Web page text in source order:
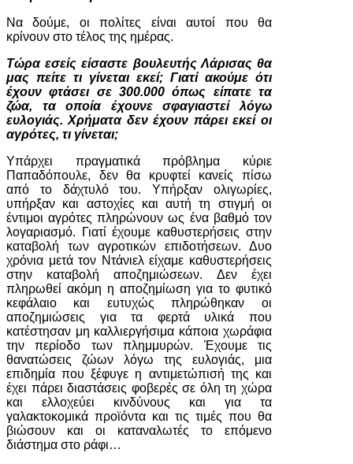
Να δούμε, οι πολίτες είναι αυτοί που θα
κρίνουν στο τέλος της ημέρας.
Τώρα εσείς είσαστε βουλευτής Λάρισας θα
μας πείτε τι γίνεται εκεί; Γιατί ακούμε ότι
έχουν φτάσει σε 300.000 όπως είπατε τα
ζώα, τα οποία έχουνε σφαγιαστεί λόγω
ευλογιάς. Χρήματα δεν έχουν πάρει εκεί οι
αγρότες, τι γίνεται;
Υπάρχει πραγματικά πρόβλημα κύριε
Παπαδόπουλε, δεν θα κρυφτεί κανείς πίσω
από το δάχτυλό του. Υπήρξαν ολιγωρίες,
υπήρξαν και αστοχίες και αυτή τη στιγμή οι
έντιμοι αγρότες πληρώνουν ως ένα βαθμό τον
λογαριασμό. Γιατί έχουμε καθυστερήσεις στην
καταβολή των αγροτικών επιδοτήσεων. Δυο
χρόνια μετά τον Ντάνιελ είχαμε καθυστερήσεις
στην καταβολή αποζημιώσεων. Δεν έχει
πληρωθεί ακόμη η αποζημίωση για το φυτικό
κεφάλαιο και ευτυχώς πληρώθηκαν οι
αποζημιώσεις για τα φερτά υλικά που
κατέστησαν μη καλλιεργήσιμα κάποια χωράφια
την περίοδο των πλημμυρών. Έχουμε τις
θανατώσεις ζώων λόγω της ευλογιάς, μια
επιδημία που ξέφυγε η αντιμετώπισή της και
έχει πάρει διαστάσεις φοβερές σε όλη τη χώρα
και ελλοχεύει κινδύνους και για τα
γαλακτοκομικά προϊόντα και τις τιμές που θα
βιώσουν και οι καταναλωτές το επόμενο
διάστημα στο ράφι…